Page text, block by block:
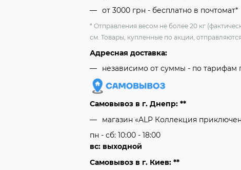
от 3000 грн - бесплатно в почтомат*
* Отправления весом не более 20 кг
см. Товары, купленные по акции,
Адресная доставка:
независимо от cуммы - по тарифам
Самовывоз в г. Днепр: **
магазин «ALP Коллекция
пн - сб: 10:00 - 18:00
вс: выходной
Самовывоз в г. Киев: **